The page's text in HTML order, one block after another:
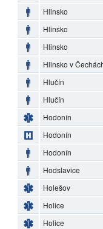
Hlinsko
Hlinsko
Hlinsko
Hlinsko v
Hlučín
Hlučín
Hodonín
Hodonín
Hodonín
Hodslavice
Holešov
Holice
Holice